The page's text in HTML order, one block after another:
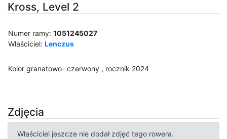
Kross, Level 2
Numer ramy:1051245027
Właściciel:Lenczus
Kolor granatowo- czerwony , rocznik 2024
Zdjęcia
Właściciel jeszcze nie dodał zdjęć tego rowera.